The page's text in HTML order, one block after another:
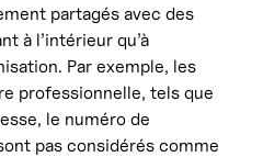
partagés avec des
à l’intérieur qu’à
Par exemple, les
professionnelle, tels que
le numéro de
pas considérés comme